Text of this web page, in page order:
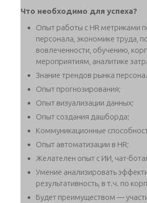
Что необходимо для успеха?
Опыт работы с HR метриками
персонала, экономике труда,
вовлеченности, обучению,
мероприятиям, аналитике
Знание трендов рынка
Опыт прогнозирования;
Опыт визуализации данных;
Опыт создания дашборда;
Коммуникационные
Опыт автоматизации в HR;
Желателен опыт с ИИ, чат-
Умение анализировать
результативность, в т.ч. по
Будет преимуществом —